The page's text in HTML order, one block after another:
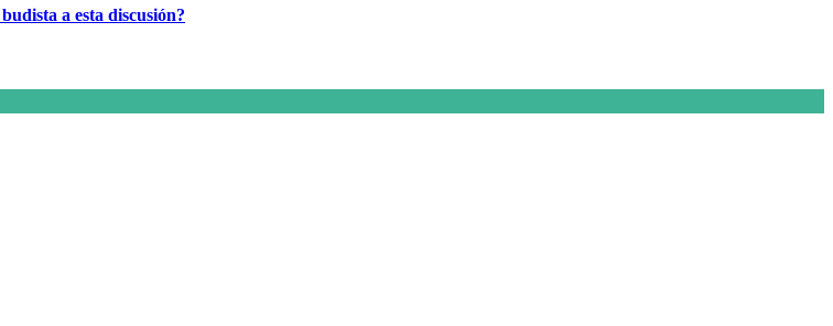
a esta discusión?